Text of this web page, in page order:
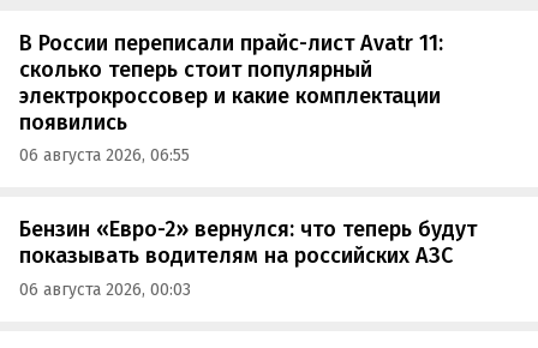
В России переписали прайс-лист Avatr 11:
сколько теперь стоит популярный
электрокроссовер и какие комплектации
появились
06 августа 2026, 06:55
Бензин «Евро-2» вернулся: что теперь будут
показывать водителям на российских АЗС
06 августа 2026, 00:03